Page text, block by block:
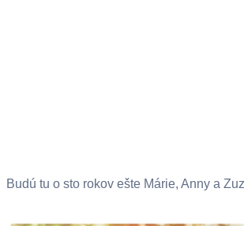
Budú tu o sto rokov ešte Márie, Anny a